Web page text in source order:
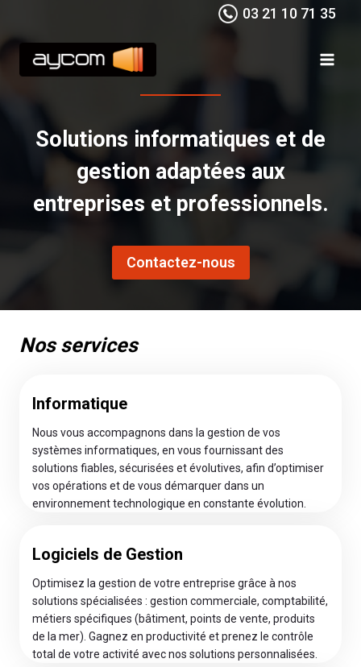
contenu
03 21 10 71 35
Solutions informatiques et de
gestion adaptées aux
entreprises et professionnels.
Contactez-nous
Nos services
Informatique
Nous vous accompagnons dans la gestion de vos
systèmes informatiques, en vous fournissant des
solutions fiables, sécurisées et évolutives, afin d’optimiser
vos opérations et de vous démarquer dans un
environnement technologique en constante évolution.
Logiciels de Gestion
Optimisez la gestion de votre entreprise grâce à nos
solutions spécialisées : gestion commerciale, comptabilité,
métiers spécifiques (bâtiment, points de vente, produits
de la mer). Gagnez en productivité et prenez le contrôle
total de votre activité avec nos solutions personnalisées.